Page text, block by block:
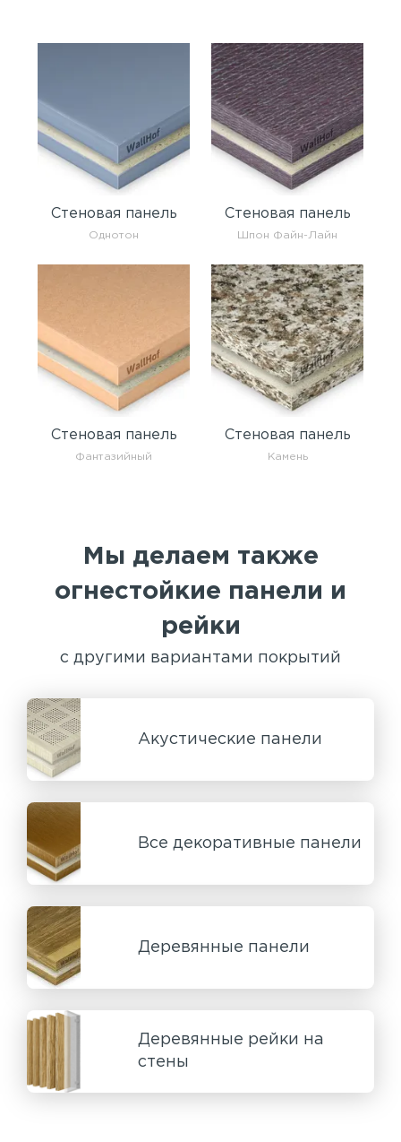
Стеновая панель
Однотон
Стеновая панель
Шпон Файн-Лайн
Стеновая панель
Фантазийный
Стеновая панель
Камень
Мы делаем также
огнестойкие панели и
рейки
с другими вариантами покрытий
Акустические панели
Все декоративные панели
Деревянные панели
Деревянные рейки на
стены